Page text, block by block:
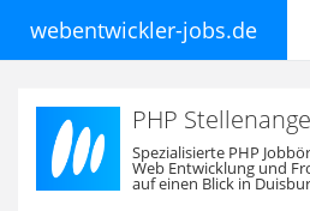
webentwickler-jobs.de
PHP
Spezialisierte PHP
Web Entwicklung und
auf einen Blick in